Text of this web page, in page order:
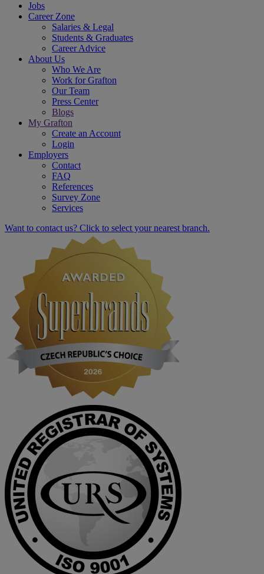
Jobs
Career Zone
Salaries & Legal
Students & Graduates
Career Advice
About Us
Who We Are
Work for Grafton
Our Team
Press Center
Blogs
My Grafton
Create an Account
Login
Employers
Contact
FAQ
References
Survey Zone
Services
Want to contact us? Click to select your nearest branch.